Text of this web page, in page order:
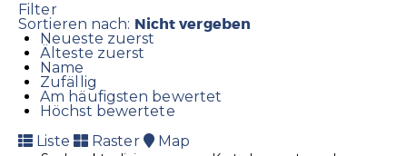
Filter
Sortieren nach: Nicht vergeben
Neueste zuerst
Älteste zuerst
Name
Zufällig
Am häufigsten bewertet
Höchst bewertete
Liste
Raster Map